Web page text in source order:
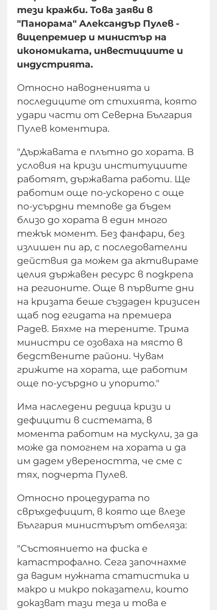
тези кражби. Това заяви в
"Панорама" Александър Пулев -
вицепремиер и министър на
икономиката, инвестициите и
индустрията.
Относно наводненията и
последиците от стихията, която
удари части от Северна България
Пулев коментира.
"Държавата е плътно до хората. В
условия на кризи институциите
работят, държавата работи. Ще
работим още по-ускорено с още
по-усърдни темпове да бъдем
близо до хората в един много
тежък момент. Без фанфари, без
излишен пи ар, с последователни
действия да можем да активираме
целия държавен ресурс в подкрепа
на регионите. Още в първите дни
на кризата беше създаден кризисен
щаб под егидата на премиера
Радев. Бяхме на терените. Трима
министри се озоваха на място в
бедствените райони. Чувам
грижите на хората, ще работим
още по-усърдно и упорито."
Има наследени редица кризи и
дефицити в системата, в
момента работим на мускули, за да
може да помогнем на хората и да
им дадем увереността, че сме с
тях, подчерта Пулев.
Относно процедурата по
свръхдефицит, в която ще влезе
България министърът отбеляза:
"Състоянието на фиска е
катастрофално. Сега започнахме
да вадим нужната статистика и
макро и микро показатели, които
доказват тази теза и това е